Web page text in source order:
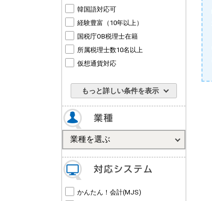
韓国語対応可
経験豊富（10年以上）
国税庁OB税理士在籍
所属税理士数10名以上
仮想通貨対応
もっと詳しい条件を表示
かんたん！会計(MJS)